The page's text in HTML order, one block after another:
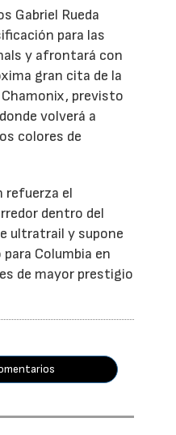
Gabriel Rueda
para las
y afrontará con
gran cita de la
Chamonix, previsto
volverá a
colores de
refuerza el
dentro del
ultratrail y supone
Columbia en
de mayor prestigio